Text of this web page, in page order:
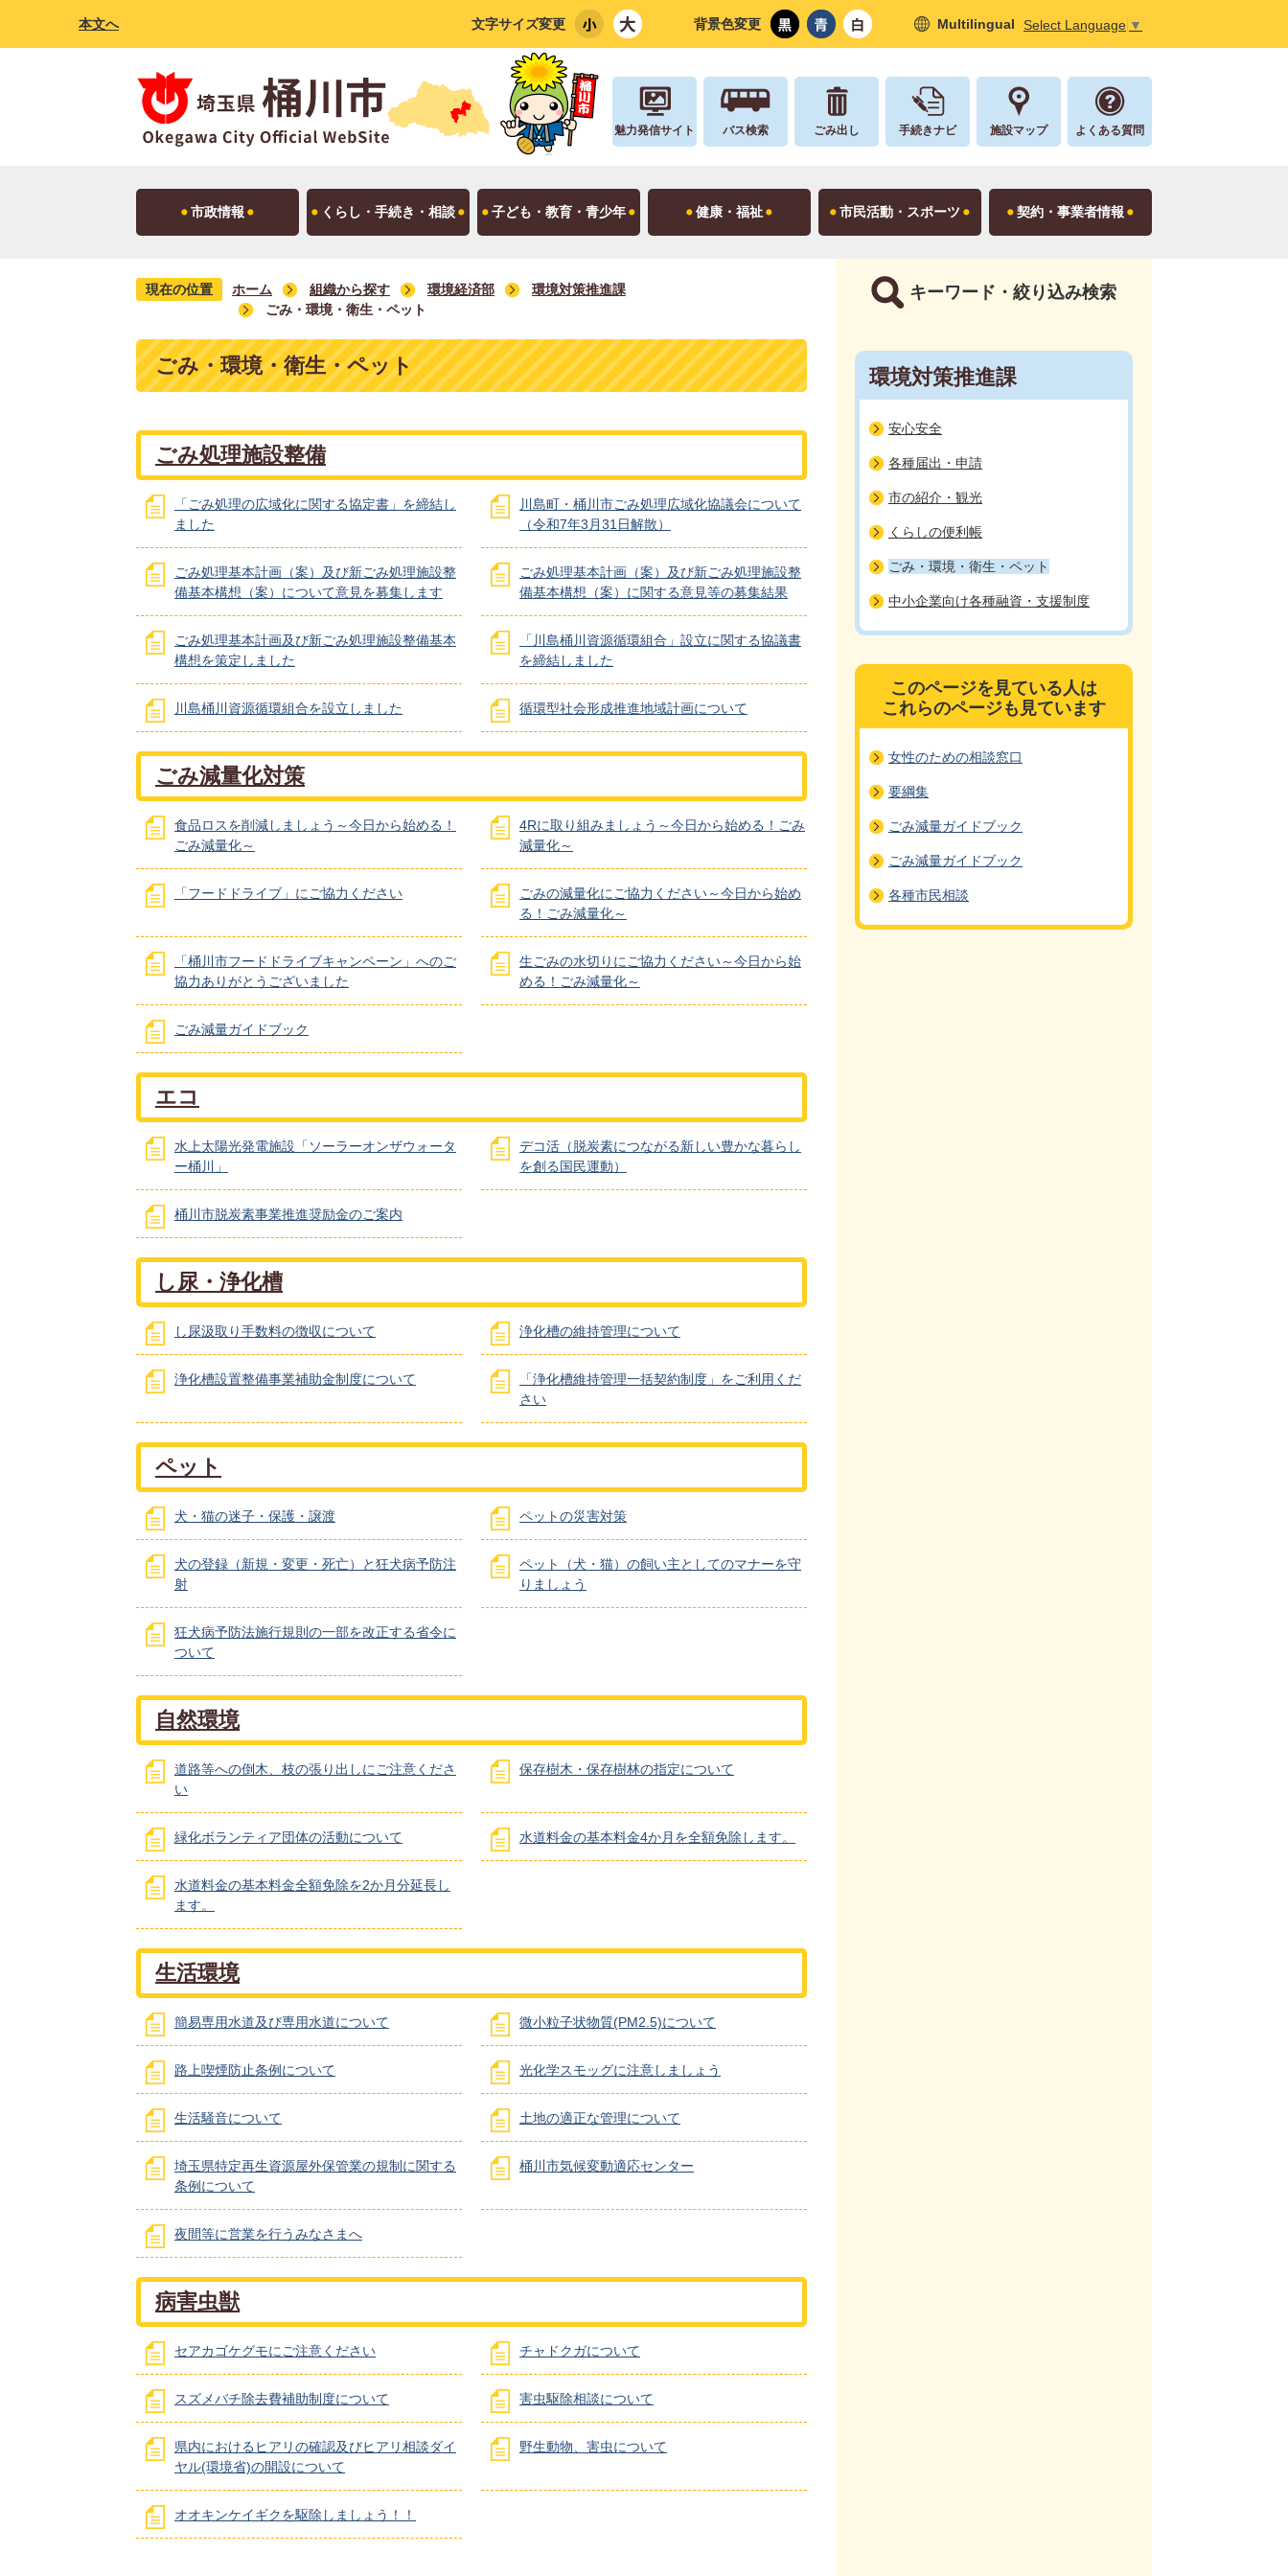
本文へ 文字サイズ変更 背景色変更 Multilingual Select Language ▼
魅力発信サイト バス検索 ごみ出し 手続きナビ 施設マップ よくある質問
市政情報 くらし・手続き・相談 子ども・教育・青少年 健康・福祉 市民活動・スポーツ 契約・事業者情報
現在の位置 ホーム 組織から探す 環境経済部
環境対策推進課
ごみ・環境・衛生・ペット
ごみ・環境・衛生・ペット
ごみ処理施設整備
「ごみ処理の広域化に関する協定書」を締結し
ました
川島町・桶川市ごみ処理広域化協議会について
（令和7年3月31日解散）
ごみ処理基本計画（案）及び新ごみ処理施設整
備基本構想（案）について意見を募集します
ごみ処理基本計画（案）及び新ごみ処理施設整
備基本構想（案）に関する意見等の募集結果
ごみ処理基本計画及び新ごみ処理施設整備基本
構想を策定しました
「川島桶川資源循環組合」設立に関する協議書
を締結しました
川島桶川資源循環組合を設立しました 循環型社会形成推進地域計画について
ごみ減量化対策
食品ロスを削減しましょう～今日から始める！
ごみ減量化～
4Rに取り組みましょう～今日から始める！ごみ
減量化～
「フードドライブ」にご協力ください
ごみの減量化にご協力ください～今日から始め
る！ごみ減量化～
「桶川市フードドライブキャンペーン」へのご
協力ありがとうございました
生ごみの水切りにご協力ください～今日から始
める！ごみ減量化～
ごみ減量ガイドブック
エコ
水上太陽光発電施設「ソーラーオンザウォータ
ー桶川」
デコ活（脱炭素につながる新しい豊かな暮らし
を創る国民運動）
桶川市脱炭素事業推進奨励金のご案内
し尿・浄化槽
し尿汲取り手数料の徴収について 浄化槽の維持管理について
浄化槽設置整備事業補助金制度について
「浄化槽維持管理一括契約制度」をご利用くだ
さい
ペット
犬・猫の迷子・保護・譲渡 ペットの災害対策
犬の登録（新規・変更・死亡）と狂犬病予防注
射
ペット（犬・猫）の飼い主としてのマナーを守
りましょう
狂犬病予防法施行規則の一部を改正する省令に
ついて
自然環境
道路等への倒木、枝の張り出しにご注意くださ
い
保存樹木・保存樹林の指定について
緑化ボランティア団体の活動について 水道料金の基本料金4か月を全額免除します。
水道料金の基本料金全額免除を2か月分延長し
ます。
生活環境
簡易専用水道及び専用水道について 微小粒子状物質(PM2.5)について
路上喫煙防止条例について 光化学スモッグに注意しましょう
生活騒音について 土地の適正な管理について
埼玉県特定再生資源屋外保管業の規制に関する
条例について
桶川市気候変動適応センター
夜間等に営業を行うみなさまへ
病害虫獣
セアカゴケグモにご注意ください チャドクガについて
スズメバチ除去費補助制度について 害虫駆除相談について
県内におけるヒアリの確認及びヒアリ相談ダイ
ヤル(環境省)の開設について
野生動物、害虫について
オオキンケイギクを駆除しましょう！！
キーワード・絞り込み検索
環境対策推進課
安心安全
各種届出・申請
市の紹介・観光
くらしの便利帳
ごみ・環境・衛生・ペット
中小企業向け各種融資・支援制度
このページを見ている人は
これらのページも見ています
女性のための相談窓口
要綱集
ごみ減量ガイドブック
ごみ減量ガイドブック
各種市民相談